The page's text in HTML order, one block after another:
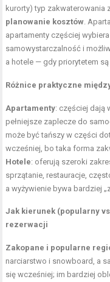
kurorty) typ zakwaterowania
planowanie kosztów .
apartamenty częściej
samowystarczalność i
a hotele — gdy priorytetem
Różnice praktyczne
Apartamenty: częściej dają
pełniejsze zaplecze do
może być tańszy w części
wcześniej, bo taka forma
Hotele: oferują szeroki
sprzątanie, restauracje,
a wyżywienie bywa bardziej
Jak kierunek (popularny
rezerwacji
Zakopane i popularne
narciarstwo i snowboard, a
się wcześniej; im bardziej